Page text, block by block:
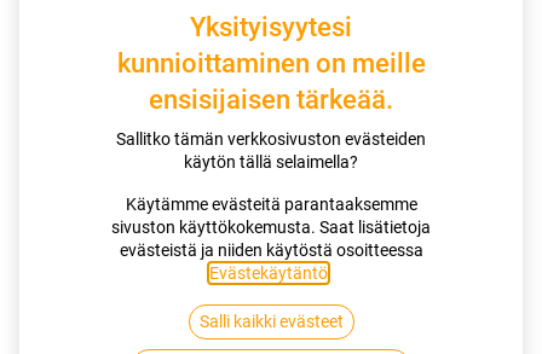
Miksi valita tämä rengas
Kuviopäivitys äänipäästöjen vähentämiseksi.
Pienempi polttoaineenkulutus ja CO2-päästöt.
Hallitse jokainen mutka ja käännös optimoidun pidon ja
käsiteltävyyden ansiosta.
Yksityisyytesi
kunnioittaminen on meille
ensisijaisen tärkeää.
Sallitko tämän verkkosivuston evästeiden
käytön tällä selaimella?
Käytämme evästeitä parantaaksemme
sivuston käyttökokemusta. Saat lisätietoja
evästeistä ja niiden käytöstä osoitteessa
Evästekäytäntö
Salli kaikki evästeet